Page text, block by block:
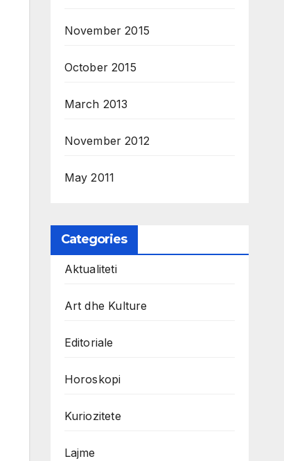
November 2015
October 2015
March 2013
November 2012
May 2011
Categories
Aktualiteti
Art dhe Kulture
Editoriale
Horoskopi
Kuriozitete
Lajme